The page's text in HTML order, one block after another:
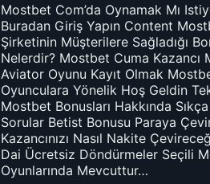
Mostbet Com’da Oynamak Mı
Buradan Giriş Yapın Content
Şirketinin Müşterilere Sağladığı
Nelerdir? Mostbet Cuma Kazancı
Aviator Oyunu Kayıt Olmak
Oyunculara Yönelik Hoş Geldin
Mostbet Bonusları Hakkında
Sorular Betist Bonusu Paraya
Kazancınızı Nasıl Nakite
Dai Ücretsiz Döndürmeler Seçili
Oyunlarında Mevcuttur…